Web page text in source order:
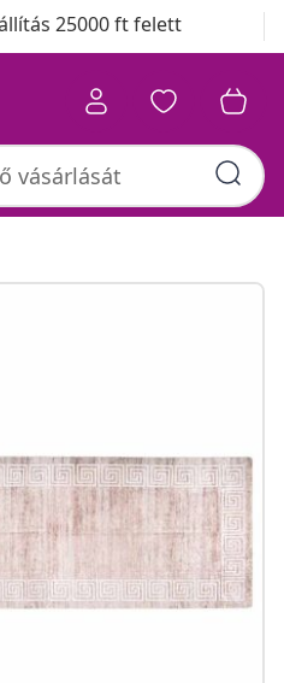
25000 ft felett